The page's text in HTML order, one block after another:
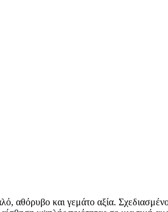
αθόρυβο και γεμάτο αξία.